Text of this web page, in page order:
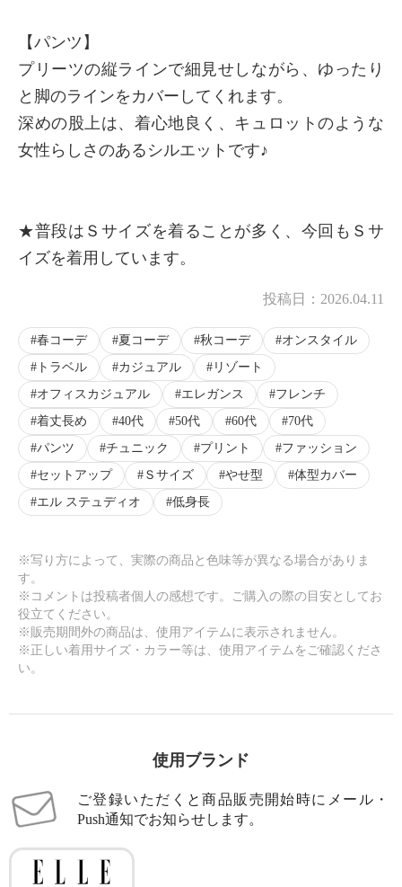
× 商品紹介
【パンツ】
プリーツの縦ラインで細見せしながら、ゆったり
と脚のラインをカバーしてくれます。
深めの股上は、着心地良く、キュロットのような
女性らしさのあるシルエットです♪
★普段はＳサイズを着ることが多く、今回もＳサ
イズを着用しています。
投稿日： 2026.04.11
春コーデ 夏コーデ 秋コーデ
オンスタイル
トラベル
カジュアル
リゾート
オフィスカジュアル
エレガンス
フレンチ
着丈長め
40代 50代 60代
70代
パンツ
チュニック プリント
ファッション
セットアップ
Ｓサイズ やせ型
体型カバー
エル ステュディオ
低身長
※写り方によって、実際の商品と色味等が異なる場合がありま
す。
※コメントは投稿者個人の感想です。ご購入の際の目安としてお
役立てください。
※販売期間外の商品は、使用アイテムに表示されません。
※正しい着用サイズ・カラー等は、使用アイテムをご確認くださ
い。
使用ブランド
ご登録いただくと商品販売開始時にメール・
Push通知でお知らせします。